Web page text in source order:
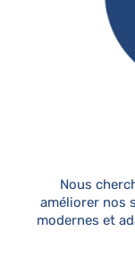
Nous
améliorer nos
modernes et